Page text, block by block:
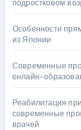
подростковом
Особенности
из Японии
Современные
онлайн-
Реабилитация
современные
врачей